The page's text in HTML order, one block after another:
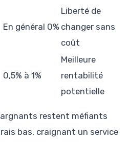
En général 0%
Liberté de
changer sans
coût
0,5% à 1%
Meilleure
rentabilité
potentielle
restent méfiants
bas, craignant un service